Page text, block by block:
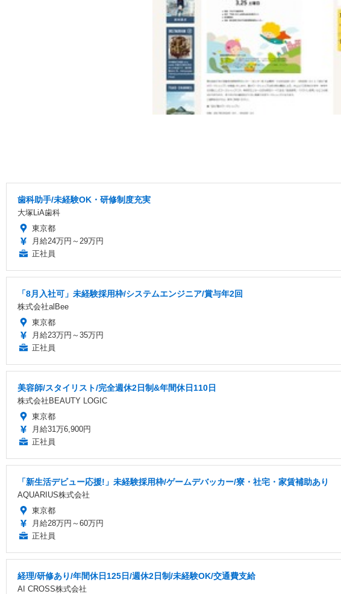
歯科助手/未経験OK・研修制度充実
大塚LiA歯科
東京都
月給24万円～29万円
正社員
「8月入社可」未経験採用枠/システムエンジニア/賞与年2回
株式会社alBee
東京都
月給23万円～35万円
正社員
美容師/スタイリスト/完全週休2日制&年間休日110日
株式会社BEAUTY LOGIC
東京都
月給31万6,900円
正社員
「新生活デビュー応援!」未経験採用枠/ゲームデバッカー/寮・社宅・家賃補助あり
AQUARIUS株式会社
東京都
月給28万円～60万円
正社員
経理/研修あり/年間休日125日/週休2日制/未経験OK/交通費支給
AI CROSS株式会社